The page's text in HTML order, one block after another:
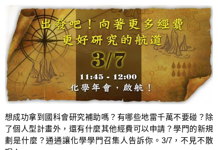
想成功拿到國科會研究補助嗎？有哪些地雷千萬不要碰？除
了個人型計畫外，還有什麼其他經費可以申請？學門的新規
劃是什麼？通通讓化學學門召集人告訴你。3/7，不見不散